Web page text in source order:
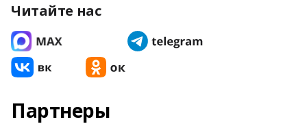
Читайте нас
Партнеры